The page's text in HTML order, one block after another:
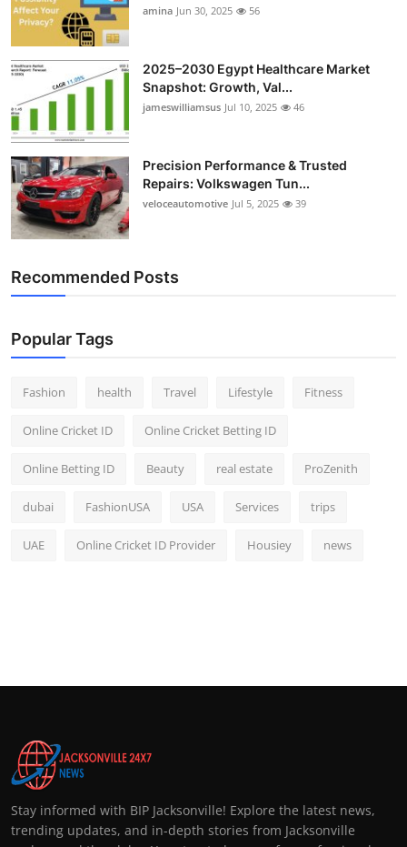
amina Jun 30, 2025 56
2025–2030 Egypt Healthcare Market
Snapshot: Growth, Val...
jameswilliamsus Jul 10, 2025 46
Precision Performance & Trusted
Repairs: Volkswagen Tun...
veloceautomotive Jul 5, 2025 39
Recommended Posts
Popular Tags
Fashion health Travel Lifestyle Fitness
Online Cricket ID Online Cricket Betting ID
Online Betting ID Beauty real estate ProZenith
dubai FashionUSA USA Services trips
UAE Online Cricket ID Provider Housiey news
Stay informed with BIP Jacksonville! Explore the latest news,
trending updates, and in-depth stories from Jacksonville